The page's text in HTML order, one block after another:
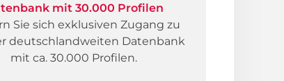
mit 30.000 Profilen
Sie sich exklusiven Zugang zu
deutschlandweiten Datenbank
mit ca. 30.000 Profilen.